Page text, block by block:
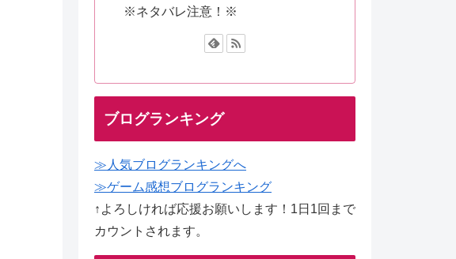
※ネタバレ注意！※
ブログランキング
≫人気ブログランキングへ
≫ゲーム感想ブログランキング
↑よろしければ応援お願いします！1日1回まで
カウントされます。